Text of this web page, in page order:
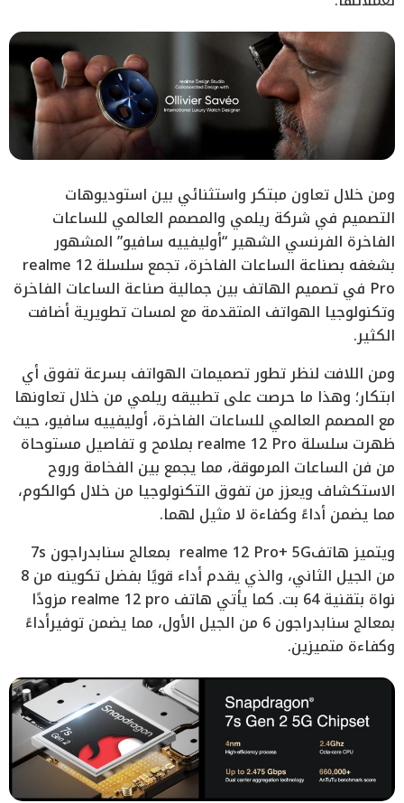
ومن خلال تعاون مبتكر واستثنائي بين استوديوهات
التصميم في شركة ريلمي والمصمم العالمي للساعات
الفاخرة الفرنسي الشهير “أوليفييه سافيو” المشهور
بشغفه بصناعة الساعات الفاخرة، تجمع سلسلة realme 12
Pro في تصميم الهاتف بين جمالية صناعة الساعات الفاخرة
وتكنولوجيا الهواتف المتقدمة مع لمسات تطويرية أضافت
الكثير.
ومن اللافت لنظر تطور تصميمات الهواتف بسرعة تفوق أي
ابتكار؛ وهذا ما حرصت على تطبيقه ريلمي من خلال تعاونها
مع المصمم العالمي للساعات الفاخرة، أوليفييه سافيو، حيث
ظهرت سلسلة realme 12 Pro بملامح و تفاصيل مستوحاة
من فن الساعات المرموقة، مما يجمع بين الفخامة وروح
الاستكشاف ويعزز من تفوق التكنولوجيا من خلال كوالكوم،
مما يضمن أداءً وكفاءة لا مثيل لهما.
ويتميز هاتفrealme 12 Pro+ 5G بمعالج سنابدراجون 7s
من الجيل الثاني، والذي يقدم أداء قويًا بفضل تكوينه من 8
نواة بتقنية 64 بت. كما يأتي هاتف realme 12 pro مزودًا
بمعالج سنابدراجون 6 من الجيل الأول، مما يضمن توفيرأداءً
وكفاءة متميزين.